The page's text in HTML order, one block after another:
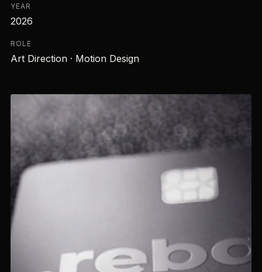
YEAR
2026
ROLE
Art Direction · Motion Design